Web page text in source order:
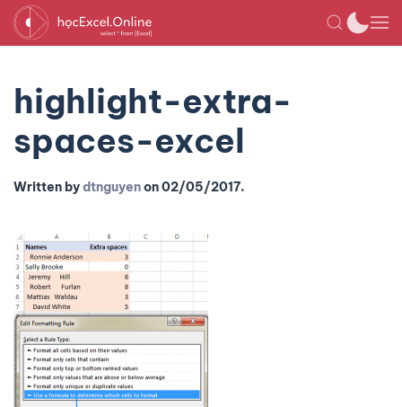
highlight-extra-
spaces-excel
Written bydtnguyenon02/05/2017.